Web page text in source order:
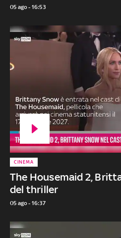
05 ago - 16:53
The Housemaid 2,
del thriller
CINEMA
05 ago - 16:37